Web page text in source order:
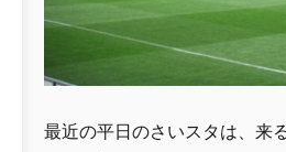
最近の平日のさいスタは、来